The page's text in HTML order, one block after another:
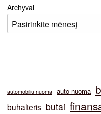
Archyvai
automobiliu nuoma auto nuoma
buhalteris butai